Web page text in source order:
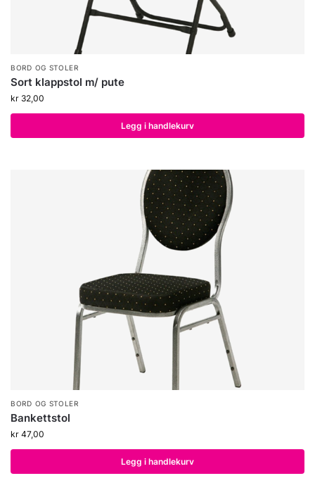
BORD OG STOLER
Sort klappstol m/ pute
kr 32,00
Legg i handlekurv
BORD OG STOLER
Bankettstol
kr 47,00
Legg i handlekurv